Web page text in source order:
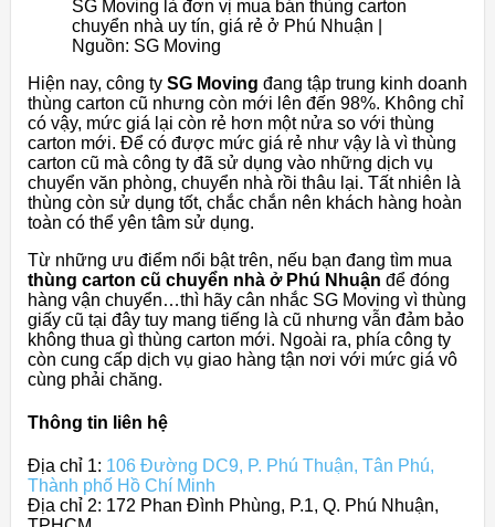
SG Moving là đơn vị mua bán thùng carton
chuyển nhà uy tín, giá rẻ ở Phú Nhuận |
Nguồn: SG Moving
Hiện nay, công ty SG Moving đang tập trung kinh doanh
thùng carton cũ nhưng còn mới lên đến 98%. Không chỉ
có vậy, mức giá lại còn rẻ hơn một nửa so với thùng
carton mới. Để có được mức giá rẻ như vậy là vì thùng
carton cũ mà công ty đã sử dụng vào những dịch vụ
chuyển văn phòng, chuyển nhà rồi thâu lại. Tất nhiên là
thùng còn sử dụng tốt, chắc chắn nên khách hàng hoàn
toàn có thể yên tâm sử dụng.
Từ những ưu điểm nổi bật trên, nếu bạn đang tìm mua
thùng carton cũ chuyển nhà ở Phú Nhuận để đóng
hàng vận chuyển…thì hãy cân nhắc SG Moving vì thùng
giấy cũ tại đây tuy mang tiếng là cũ nhưng vẫn đảm bảo
không thua gì thùng carton mới. Ngoài ra, phía công ty
còn cung cấp dịch vụ giao hàng tận nơi với mức giá vô
cùng phải chăng.
Thông tin liên hệ
Địa chỉ 1: 106 Đường DC9, P. Phú Thuận, Tân Phú,
Thành phố Hồ Chí Minh
Địa chỉ 2: 172 Phan Đình Phùng, P.1, Q. Phú Nhuận,